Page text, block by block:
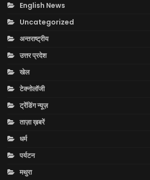
English News
Uncategorized
अन्तराष्ट्रीय
उत्तर प्रदेश
खेल
टेक्नोलॉजी
ट्रेंडिंग न्यूज़
ताज़ा ख़बरें
धर्म
पर्यटन
मथुरा